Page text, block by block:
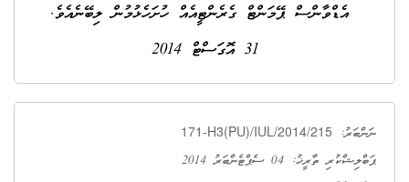
އެޑްވާންސް ޕޭމަންޓް ގެރެންޓީއެއް ހުށަހެޅުމުން ލިބޭނެއެވެ.
31 އޮގަސްޓް 2014
ނަންބަރު: 171-H3(PU)/IUL/2014/215
ޕަބްލިޝްކުރި ތާރީޚު: 04 ސެޕްޓެންބަރު 2014